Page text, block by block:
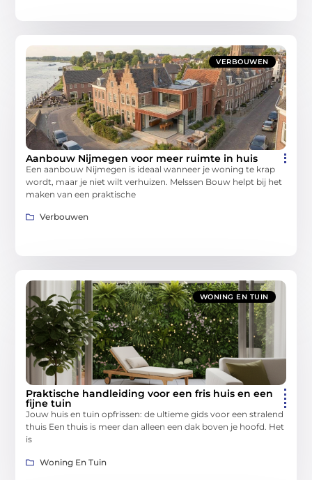
VERBOUWEN
Aanbouw Nijmegen voor meer ruimte in huis
Een aanbouw Nijmegen is ideaal wanneer je woning te krap
wordt, maar je niet wilt verhuizen. Melssen Bouw helpt bij het
maken van een praktische
Verbouwen
WONING EN TUIN
Praktische handleiding voor een fris huis en een
fijne tuin
Jouw huis en tuin opfrissen: de ultieme gids voor een stralend
thuis Een thuis is meer dan alleen een dak boven je hoofd. Het
is
Woning En Tuin